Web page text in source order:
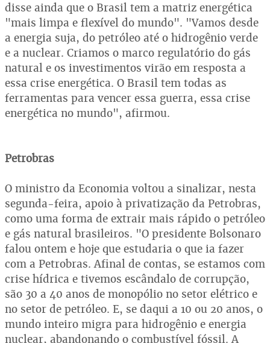
disse ainda que o Brasil tem a matriz energética
"mais limpa e flexível do mundo". "Vamos desde
a energia suja, do petróleo até o hidrogênio verde
e a nuclear. Criamos o marco regulatório do gás
natural e os investimentos virão em resposta a
essa crise energética. O Brasil tem todas as
ferramentas para vencer essa guerra, essa crise
energética no mundo", afirmou.
Petrobras
O ministro da Economia voltou a sinalizar, nesta
segunda-feira, apoio à privatização da Petrobras,
como uma forma de extrair mais rápido o petróleo
e gás natural brasileiros. "O presidente Bolsonaro
falou ontem e hoje que estudaria o que ia fazer
com a Petrobras. Afinal de contas, se estamos com
crise hídrica e tivemos escândalo de corrupção,
são 30 a 40 anos de monopólio no setor elétrico e
no setor de petróleo. E, se daqui a 10 ou 20 anos, o
mundo inteiro migra para hidrogênio e energia
nuclear, abandonando o combustível fóssil. A